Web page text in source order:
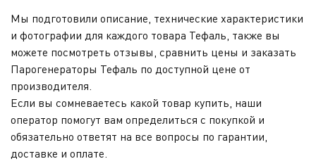
Мы подготовили описание, технические характеристики
и фотографии для каждого товара Тефаль, также вы
можете посмотреть отзывы, сравнить цены и заказать
Парогенераторы Тефаль по доступной цене от
производителя.
Если вы сомневаетесь какой товар купить, наши
оператор помогут вам определиться с покупкой и
обязательно ответят на все вопросы по гарантии,
доставке и оплате.